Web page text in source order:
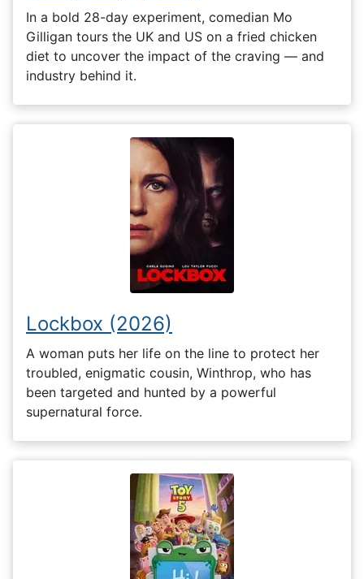
In a bold 28-day experiment, comedian Mo
Gilligan tours the UK and US on a fried chicken
diet to uncover the impact of the craving — and
industry behind it.
Lockbox (2026)
A woman puts her life on the line to protect her
troubled, enigmatic cousin, Winthrop, who has
been targeted and hunted by a powerful
supernatural force.